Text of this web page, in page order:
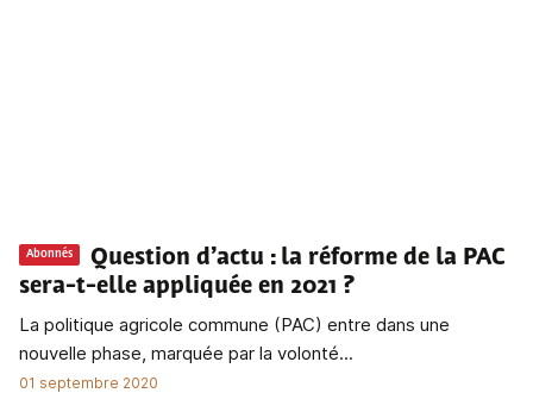
Abonnés Question d’actu : la réforme de la PAC
sera-t-elle appliquée en 2021 ?
La politique agricole commune (PAC) entre dans une
nouvelle phase, marquée par la volonté...
01 septembre 2020